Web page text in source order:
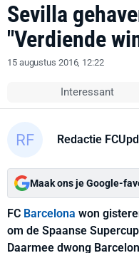
Sevilla
"Verdiende
15 augustus 2016, 12:22
Interessant
Redactie
Maak ons je Google-
FC Barcelona won
om de Spaanse
Daarmee dwong